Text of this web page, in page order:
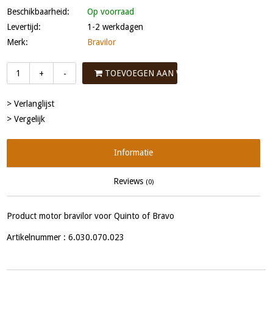
Beschikbaarheid:
Op voorraad
Levertijd:
1-2 werkdagen
Merk:
Bravilor
+ - TOEVOEGEN AAN WINKELWAGEN
> Verlanglijst
> Vergelijk
Informatie
Reviews (0)
Product motor bravilor voor Quinto of Bravo
Artikelnummer : 6.030.070.023